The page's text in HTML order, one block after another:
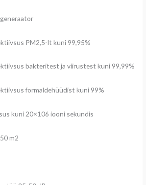
PM2,5-lt kuni 99,95%
bakteritest ja viirustest kuni 99,99%
formaldehüüdist kuni 99%
kuni 20×106 iooni sekundis
m2